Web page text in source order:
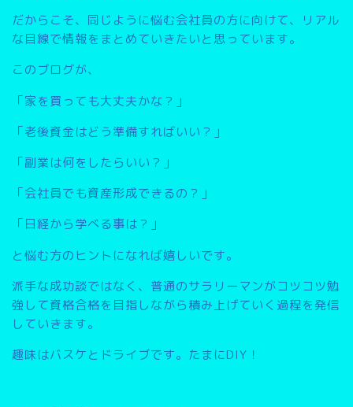
だからこそ、同じように悩む会社員の方に向けて、リアル
な目線で情報をまとめていきたいと思っています。
このブログが、
「家を買っても大丈夫かな？」
「老後資金はどう準備すればいい？」
「副業は何をしたらいい？」
「会社員でも資産形成できるの？」
「日経から学べる事は？」
と悩む方のヒントになれば嬉しいです。
派手な成功談ではなく、普通のサラリーマンがコツコツ勉
強して資格合格を目指しながら積み上げていく過程を発信
していきます。
趣味はバスケとドライブです。たまにDIY！